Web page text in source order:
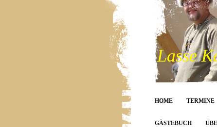
Lasse
HOME TERMINE
GÄSTEBUCH